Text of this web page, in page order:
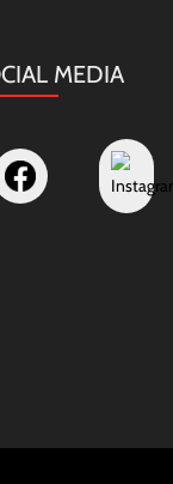
MEDIA